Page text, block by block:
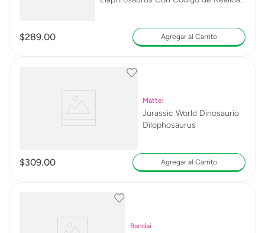
$289.00 Agregar al Carrito
Mattel
Jurassic World Dinosaurio
Dilophosaurus
$309.00 Agregar al Carrito
Bandai